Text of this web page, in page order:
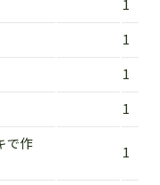
1
1
1
1
で作
1